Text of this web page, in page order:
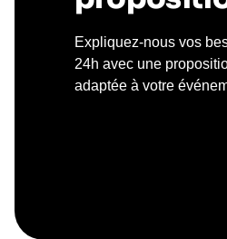
Expliquez-nous vos
24h avec une
adaptée à votre